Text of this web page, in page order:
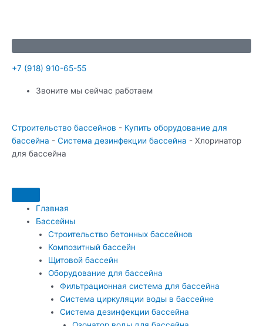
+7 (918) 910-65-55
Звоните мы сейчас работаем
Строительство бассейнов - Купить оборудование для
бассейна - Система дезинфекции бассейна - Хлоринатор
для бассейна
Главная
Бассейны
Строительство бетонных бассейнов
Композитный бассейн
Щитовой бассейн
Оборудование для бассейна
Фильтрационная система для бассейна
Система циркуляции воды в бассейне
Система дезинфекции бассейна